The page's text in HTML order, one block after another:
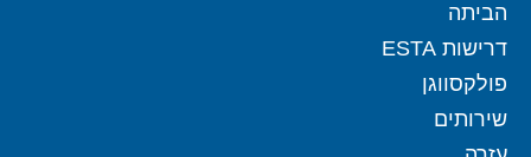
הביתה
דרישות ESTA
פולקסווגן
שירותים